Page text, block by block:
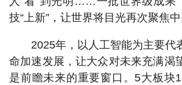
技“上新”，让世界将目光再次聚焦中
2025年，以人工智能为主要代
命加速发展，让大众对未来充满渴
是前瞻未来的重要窗口。5大板块